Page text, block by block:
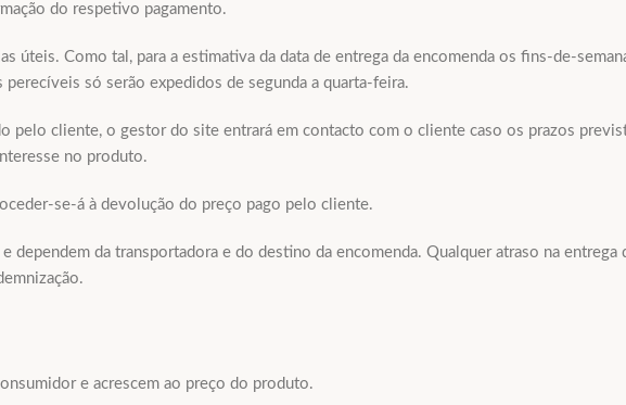
do respetivo pagamento.
úteis. Como tal, para a estimativa da data de entrega da encomenda os fins-de-
só serão expedidos de segunda a quarta-feira.
pelo cliente, o gestor do site entrará em contacto com o cliente caso os prazos
no produto.
se-á à devolução do preço pago pelo cliente.
dependem da transportadora e do destino da encomenda. Qualquer atraso na entrega
e acrescem ao preço do produto.